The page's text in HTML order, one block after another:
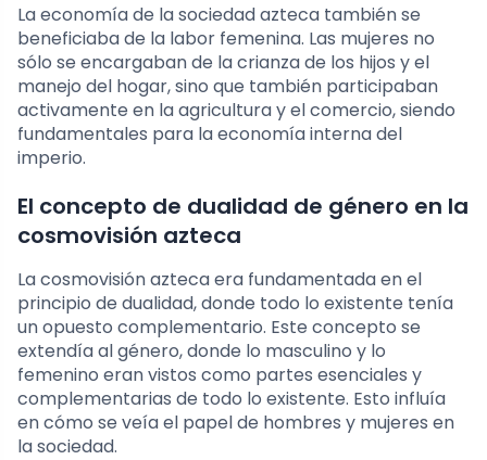
La economía de la sociedad azteca también se
beneficiaba de la labor femenina. Las mujeres no
sólo se encargaban de la crianza de los hijos y el
manejo del hogar, sino que también participaban
activamente en la agricultura y el comercio, siendo
fundamentales para la economía interna del
imperio.
El concepto de dualidad de género en la
cosmovisión azteca
La cosmovisión azteca era fundamentada en el
principio de dualidad, donde todo lo existente tenía
un opuesto complementario. Este concepto se
extendía al género, donde lo masculino y lo
femenino eran vistos como partes esenciales y
complementarias de todo lo existente. Esto influía
en cómo se veía el papel de hombres y mujeres en
la sociedad.